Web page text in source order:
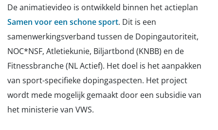
De animatievideo is ontwikkeld binnen het actieplan
Samen voor een schone sport. Dit is een
samenwerkingsverband tussen de Dopingautoriteit,
NOC*NSF, Atletiekunie, Biljartbond (KNBB) en de
Fitnessbranche (NL Actief). Het doel is het aanpakken
van sport-specifieke dopingaspecten. Het project
wordt mede mogelijk gemaakt door een subsidie van
het ministerie van VWS.